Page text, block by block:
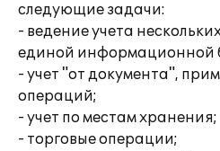
следующие задачи:
- ведение учета
единой информационной
- учет "от документа",
операций;
- учет по местам хранения;
- торговые операции;